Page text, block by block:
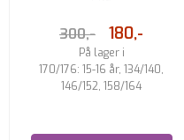
300,- 180,-
På lager i
170/176: 15-16 år, 134/140,
146/152, 158/164